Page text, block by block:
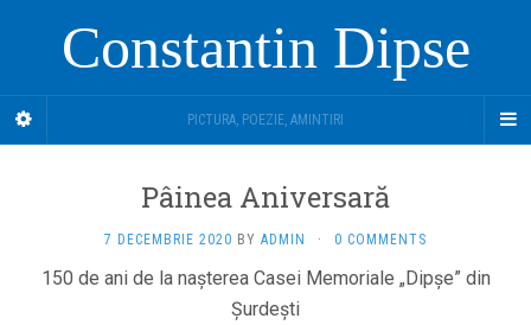
Constantin Dipse
PICTURA, POEZIE, AMINTIRI
Pâinea Aniversară
7 DECEMBRIE 2020 BY ADMIN · 0 COMMENTS
150 de ani de la nașterea Casei Memoriale „Dipșe” din
Șurdești